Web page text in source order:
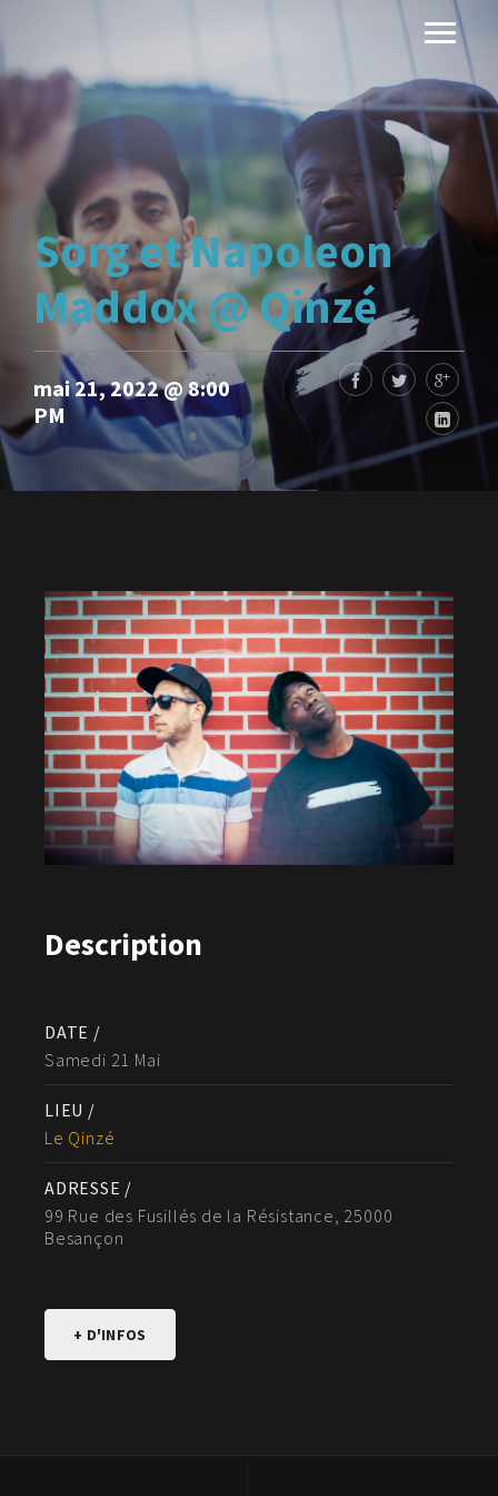
Sorg et Napoleon
Maddox @ Qinzé
mai 21, 2022 @ 8:00
PM
Description
DATE /
Samedi 21 Mai
LIEU /
Le Qinzé
ADRESSE /
99 Rue des Fusillés de la Résistance, 25000
Besançon
+ D'INFOS